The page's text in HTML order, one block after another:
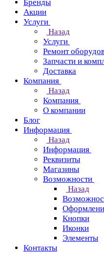
Бренды
Акции
Услуги
Назад
Услуги
Ремонт
Запчасти и
Доставка
Компания
Назад
Компания
О компании
Блог
Информация
Назад
Информация
Реквизиты
Магазины
Возможности
Назад
Кнопки
Иконки
Элементы
Контакты